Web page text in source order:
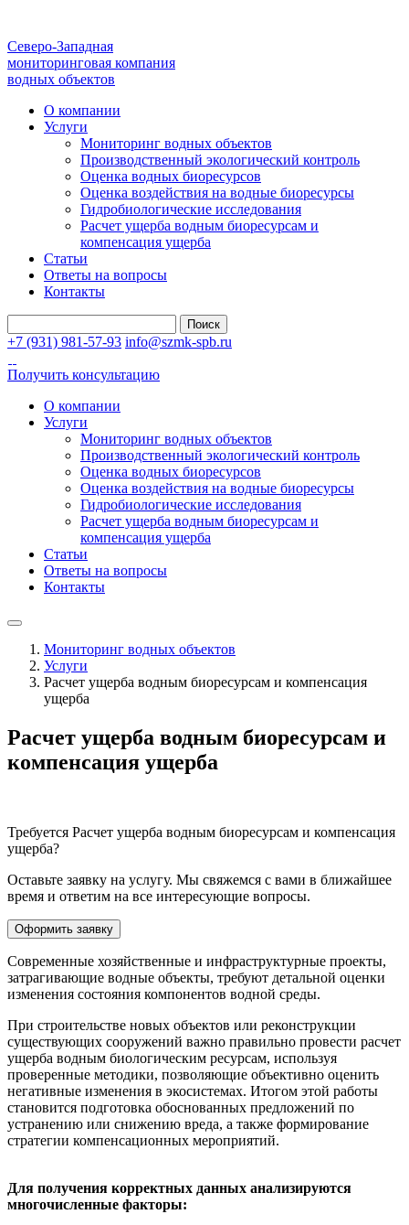
Северо-Западная
мониторинговая компания
водных объектов
О компании
Услуги
Мониторинг водных объектов
Производственный экологический контроль
Оценка водных биоресурсов
Оценка воздействия на водные биоресурсы
Гидробиологические исследования
Расчет ущерба водным биоресурсам и
компенсация ущерба
Статьи
Ответы на вопросы
Контакты
+7 (931) 981-57-93 info@szmk-spb.ru
Получить консультацию
О компании
Услуги
Мониторинг водных объектов
Производственный экологический контроль
Оценка водных биоресурсов
Оценка воздействия на водные биоресурсы
Гидробиологические исследования
Расчет ущерба водным биоресурсам и
компенсация ущерба
Статьи
Ответы на вопросы
Контакты
Мониторинг водных объектов
Услуги
Расчет ущерба водным биоресурсам и компенсация
ущерба
Расчет ущерба водным биоресурсам и
компенсация ущерба
Требуется Расчет ущерба водным биоресурсам и компенсация
ущерба?
Оставьте заявку на услугу. Мы свяжемся с вами в ближайшее
время и ответим на все интересующие вопросы.
Оформить заявку
Современные хозяйственные и инфраструктурные проекты,
затрагивающие водные объекты, требуют детальной оценки
изменения состояния компонентов водной среды.
При строительстве новых объектов или реконструкции
существующих сооружений важно правильно провести расчет
ущерба водным биологическим ресурсам, используя
проверенные методики, позволяющие объективно оценить
негативные изменения в экосистемах. Итогом этой работы
становится подготовка обоснованных предложений по
устранению или снижению вреда, а также формирование
стратегии компенсационных мероприятий.
Для получения корректных данных анализируются
многочисленные факторы: